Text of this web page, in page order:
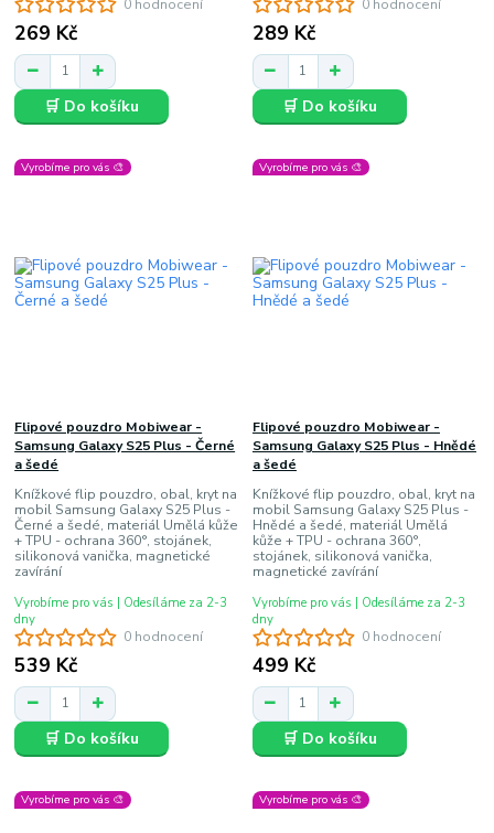
0 hodnocení
269 Kč
🛒 Do košíku
0 hodnocení
289 Kč
🛒 Do košíku
Vyrobíme pro vás 🎨
0 hodnocení
Flipové pouzdro Mobiwear -
Samsung Galaxy S25 Plus - Černé
a šedé
Knížkové flip pouzdro, obal, kryt na
mobil Samsung Galaxy S25 Plus -
Černé a šedé, materiál Umělá kůže
+ TPU - ochrana 360°, stojánek,
silikonová vanička, magnetické
zavírání
539 Kč
Vyrobíme pro vás | Odesíláme za 2-3
dny
🛒 Do košíku
Vyrobíme pro vás 🎨
0 hodnocení
Flipové pouzdro Mobiwear -
Samsung Galaxy S25 Plus - Hnědé
a šedé
Knížkové flip pouzdro, obal, kryt na
mobil Samsung Galaxy S25 Plus -
Hnědé a šedé, materiál Umělá
kůže + TPU - ochrana 360°,
stojánek, silikonová vanička,
magnetické zavírání
499 Kč
Vyrobíme pro vás | Odesíláme za 2-3
dny
🛒 Do košíku
Vyrobíme pro vás 🎨 Vyrobíme pro vás 🎨